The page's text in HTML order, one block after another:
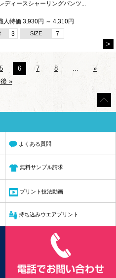
ディースシャーリングパンツ...
人特価 3,930円 ～ 4,310円
3 SIZE 7
>
5 6 7 8 ...
»
»
よくある質問
無料サンプル請求
プリント技法動画
持ち込みウエアプリント